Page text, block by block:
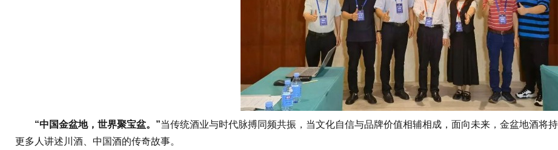
“中国金盆地，世界聚宝盆。”当传统酒业与时代脉搏同频共振，当文化自信与品牌价值相辅相成，面向未来，金盆地酒将
更多人讲述川酒、中国酒的传奇故事。